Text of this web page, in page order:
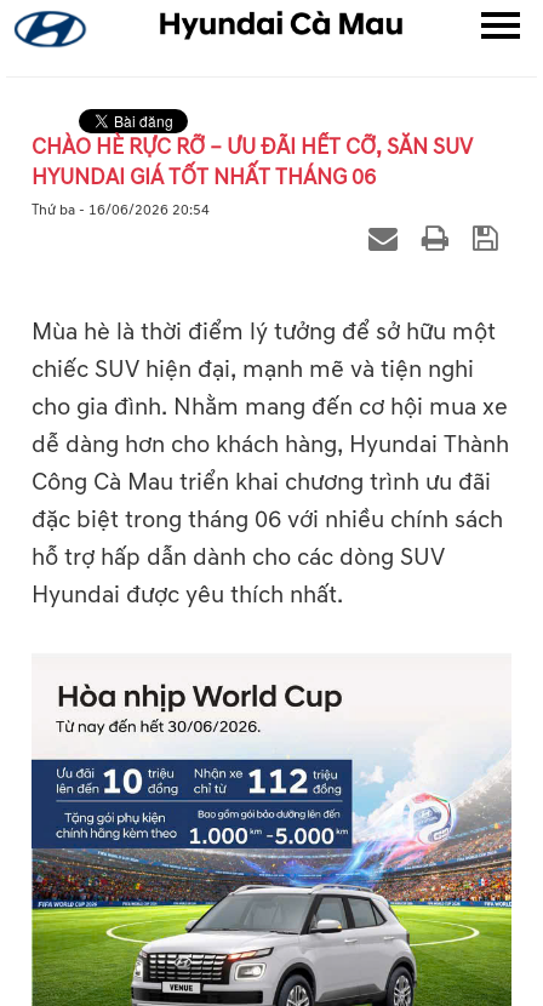
CHÀO HÈ RỰC RỠ – ƯU ĐÃI HẾT CỠ, SĂN SUV
HYUNDAI GIÁ TỐT NHẤT THÁNG 06
Thứ ba - 16/06/2026 20:54
Mùa hè là thời điểm lý tưởng để sở hữu một
chiếc SUV hiện đại, mạnh mẽ và tiện nghi
cho gia đình. Nhằm mang đến cơ hội mua xe
dễ dàng hơn cho khách hàng, Hyundai Thành
Công Cà Mau triển khai chương trình ưu đãi
đặc biệt trong tháng 06 với nhiều chính sách
hỗ trợ hấp dẫn dành cho các dòng SUV
Hyundai được yêu thích nhất.